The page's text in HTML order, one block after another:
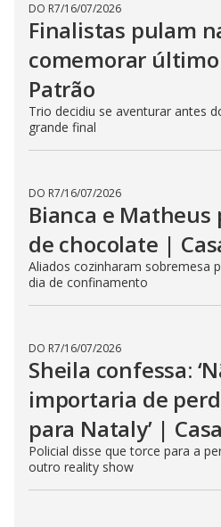
DO R7/16/07/2026
Finalistas pulam
comemorar último
Patrão
Trio decidiu se aventurar antes
grande final
DO R7/16/07/2026
Bianca e
de chocolate |
Aliados cozinharam sobremesa
dia de confinamento
DO R7/16/07/2026
Sheila confessa:
importaria de
para Nataly’ |
Policial disse que torce para a
outro reality show